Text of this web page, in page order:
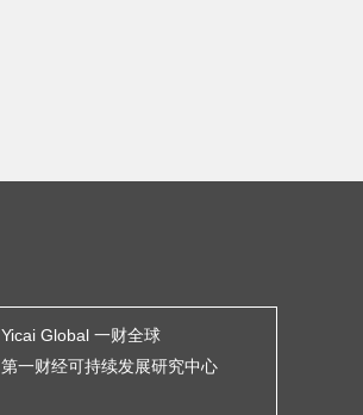
Yicai Global 一财全球
第一财经可持续发展研究中心